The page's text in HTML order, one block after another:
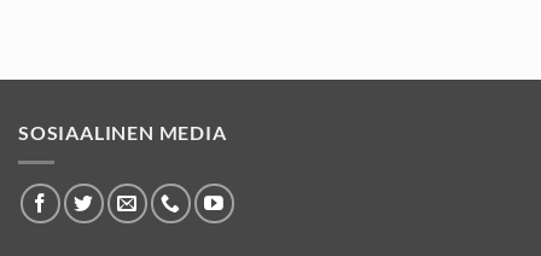
SOSIAALINEN MEDIA